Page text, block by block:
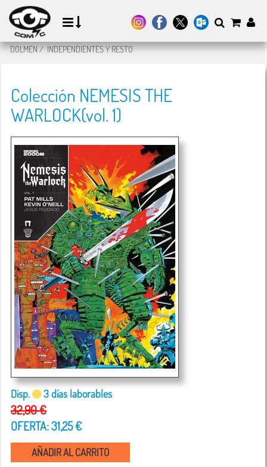
DOLMEN/INDEPENDIENTES Y RESTO
Colección NEMESIS THE
WARLOCK(vol. 1)
Disp. 3 días laborables
32,90 €
OFERTA: 31,25 €
AÑADIR AL CARRITO